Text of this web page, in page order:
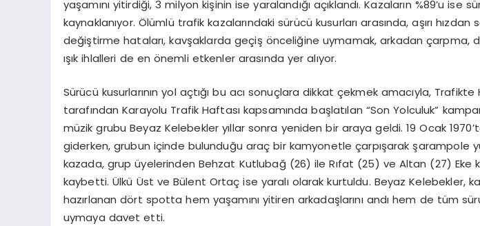
yaşamını yitirdiği, 3 milyon kişinin ise yaralandığı açıklandı. Kazaların %89’u ise
kaynaklanıyor. Ölümlü trafik kazalarındaki sürücü kusurları arasında, aşırı
değiştirme hataları, kavşaklarda geçiş önceliğine uymamak, arkadan çarpma,
ışık ihlalleri de en önemli etkenler arasında yer alıyor.
Sürücü kusurlarının yol açtığı bu acı sonuçlara dikkat çekmek amacıyla, Trafikte
tarafından Karayolu Trafik Haftası kapsamında başlatılan “Son Yolculuk”
müzik grubu Beyaz Kelebekler yıllar sonra yeniden bir araya geldi. 19 Ocak
giderken, grubun içinde bulunduğu araç bir kamyonetle çarpışarak şarampole
kazada, grup üyelerinden Behzat Kutlubağ (26) ile Rıfat (25) ve Altan (27) Eke
kaybetti. Ülkü Üst ve Bülent Ortaç ise yaralı olarak kurtuldu. Beyaz Kelebekler,
hazırlanan dört spotta hem yaşamını yitiren arkadaşlarını andı hem de tüm
uymaya davet etti.